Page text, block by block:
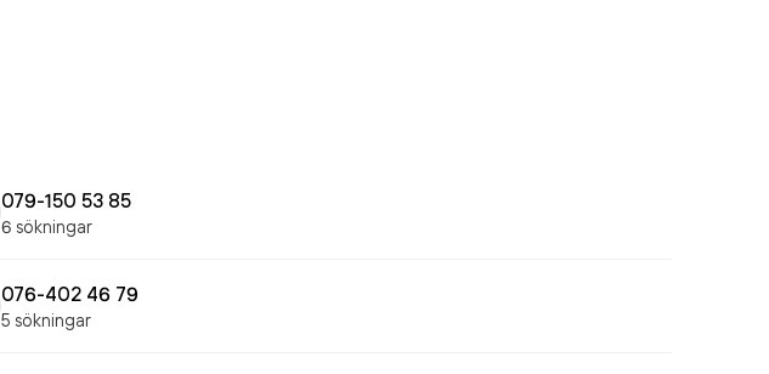
079-150 53 85
6 sökningar
076-402 46 79
5 sökningar